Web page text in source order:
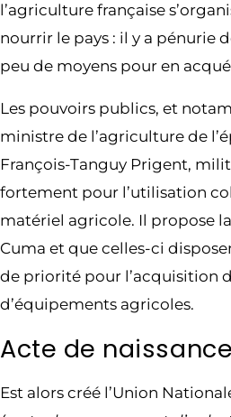
l’agriculture française
nourrir le pays : il y a pénurie
peu de moyens pour en
Les pouvoirs publics, et
ministre de l’agriculture de
François-Tanguy Prigent,
fortement pour l’utilisation
matériel agricole. Il propose
Cuma et que celles-ci
de priorité pour l’acquisition
d’équipements agricoles.
Acte de naissance
Est alors créé l’Union